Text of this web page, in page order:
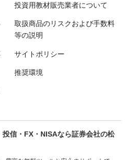
投資用教材販売業者について
取扱商品のリスクおよび手数料
等の説明
サイトポリシー
推奨環境
信・FX・NISAなら証券会社の松